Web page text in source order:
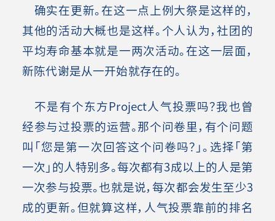
确实在更新。在这一点上例大祭是这样的，
其他的活动大概也是这样。个人认为，社团的
平均寿命基本就是一两次活动。在这一层面，
新陈代谢是从一开始就存在的。
不是有个东方Project人气投票吗？我也曾
经参与过投票的运营。那个问卷里，有个问题
叫「您是第一次回答这个问卷吗？」。选择「第
一次」的人特别多。每次都有3成以上的人是第
一次参与投票。也就是说，每次都会发生至少3
成的更新。但就算这样，人气投票靠前的排名